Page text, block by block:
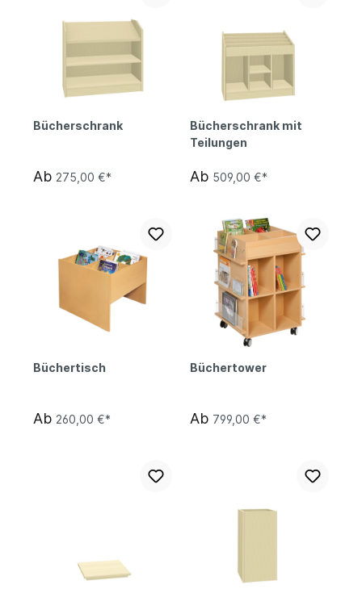
Bücherschrank
Ab 275,00 €*
Bücherschrank mit
Teilungen
Ab 509,00 €*
Büchertisch
Ab 260,00 €*
Büchertower
Ab 799,00 €*